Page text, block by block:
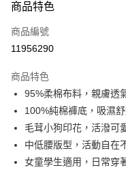
信用卡一次付款
超商取貨付款
Apple Pay
街口支付
悠遊付
AFTEE先享後付
商品特色
商品編號
11956290
商品特色
95%柔棉布料，親膚透
100%純棉褲底，吸濕
毛茸小狗印花，活潑可
中低腰版型，活動自在
女童學生適用，日常穿